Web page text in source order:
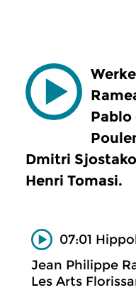
Pablo
Dmitri
Henri Tomasi.
07:01
Jean Philippe
Les Arts